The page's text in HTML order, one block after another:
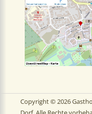
Copyright © 2026